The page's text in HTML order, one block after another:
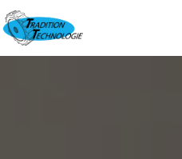
Panneau de gestion des cookies